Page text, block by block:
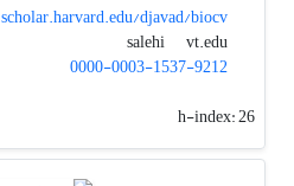
scholar.harvard.edu/djavad/biocv
salehi
vt.edu
0000-0003-1537-9212
h-index:26